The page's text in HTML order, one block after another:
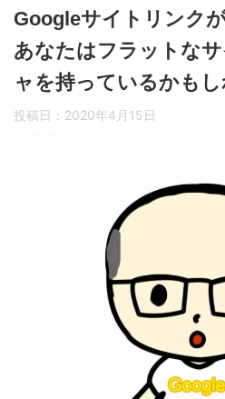
Googleサイトリンク
あなたはフラットな
ャを持っているかもし
投稿日： 2020年4月15日